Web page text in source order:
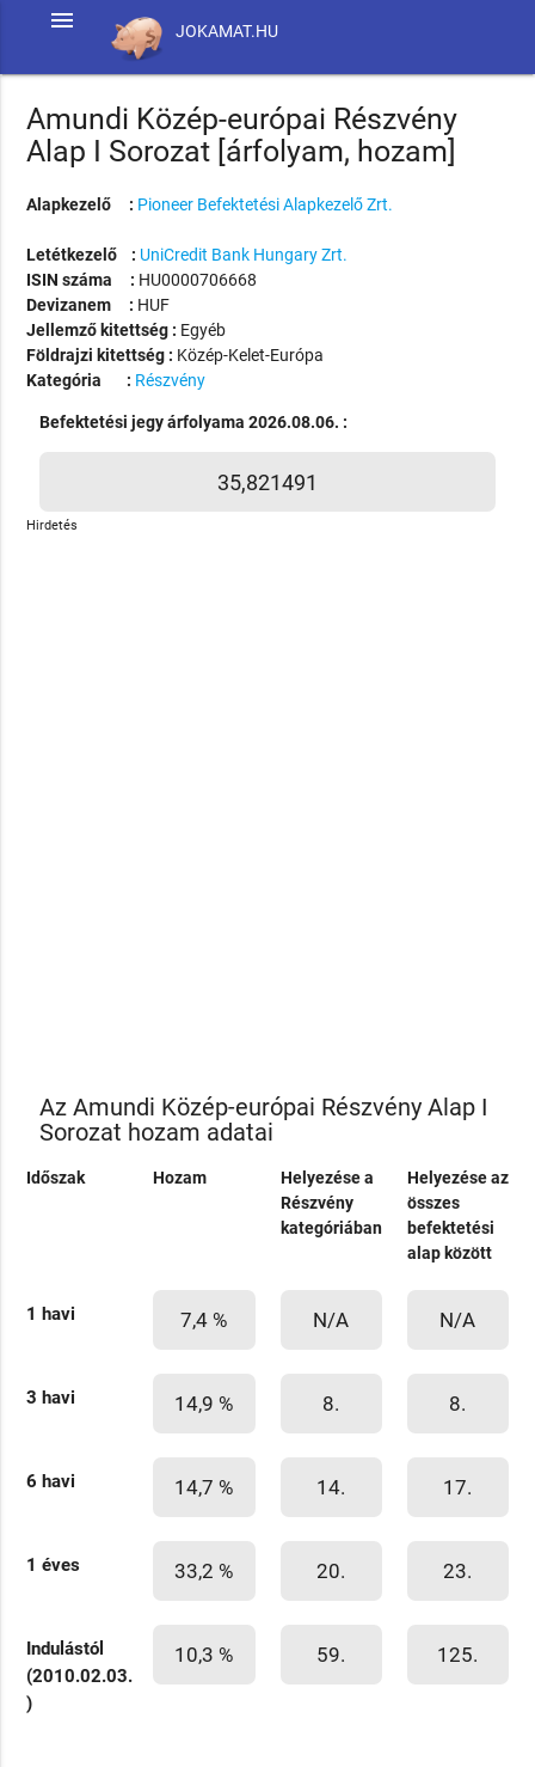
JOKAMAT.HU
menu
Amundi Közép-európai Részvény
Alap I Sorozat [árfolyam, hozam]
Alapkezelő : Pioneer Befektetési Alapkezelő Zrt.
Letétkezelő : UniCredit Bank Hungary Zrt.
ISIN száma : HU0000706668
Devizanem : HUF
Jellemző kitettség : Egyéb
Földrajzi kitettség : Közép-Kelet-Európa
Kategória : Részvény
Befektetési jegy árfolyama 2026.08.06. :
35,821491
Hirdetés
Az Amundi Közép-európai Részvény Alap I
Sorozat hozam adatai
Időszak Hozam
Helyezése a
Részvény
kategóriában
Helyezése az
összes
befektetési
alap között
1 havi 7,4 % N/A N/A
3 havi 14,9 % 8. 8.
6 havi 14,7 % 14. 17.
1 éves 33,2 % 20. 23.
Indulástól
(2010.02.03.
)
10,3 % 59. 125.